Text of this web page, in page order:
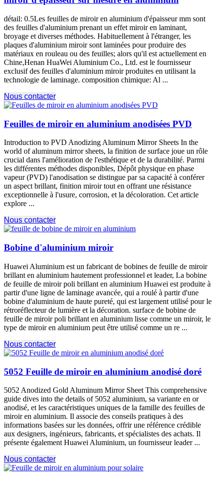
détail: 0.5Les feuilles de miroir en aluminium d'épaisseur mm sont
des feuilles d'aluminium prenant un effet miroir en laminant,
broyage et diverses méthodes. Habituellement à l'étranger, les
plaques d'aluminium miroir sont laminées pour produire des
matériaux en rouleau ou des feuilles; alors qu'il est actuellement en
Chine,Henan HuaWei Aluminium Co., Ltd. est le fournisseur
exclusif des feuilles d'aluminium miroir produites en utilisant la
technologie de laminage. composition chimique: Al ...
Nous contacter
Feuilles de miroir en aluminium anodisées PVD
Introduction to PVD Anodizing Aluminum Mirror Sheets In the
world of aluminum mirror sheets, la finition de surface joue un rôle
crucial dans l'amélioration de l'esthétique et de la durabilité. Parmi
les différentes méthodes disponibles, Dépôt physique en phase
vapeur (PVD) l'anodisation se distingue par sa capacité à conférer
un aspect brillant, finition miroir tout en offrant une résistance
exceptionnelle à l'usure, corrosion, et la décoloration. Cet article
explore ...
Nous contacter
Bobine d'aluminium miroir
Huawei Aluminium est un fabricant de bobines de feuille de miroir
brillant en aluminium hautement professionnel et leader, La bobine
de feuille de miroir poli brillant en aluminium Huawei est produite à
partir d'une ligne de laminage avancée, qui a roulé à partir d'une
bobine d'aluminium de haute pureté, qui est largement utilisé pour le
rétroréflecteur de lumière et la décoration. surface de bobine de
feuille de miroir poli brillant en aluminium lisse comme un miroir, le
type de miroir en aluminium peut être utilisé comme un re ...
Nous contacter
5052 Feuille de miroir en aluminium anodisé doré
5052 Anodized Gold Aluminum Mirror Sheet This comprehensive
guide dives into the details of5052 aluminium, sa variante en or
anodisé, et les caractéristiques uniques de la famille des feuilles de
miroir en aluminium. Il associe des conseils pratiques à des
informations basées sur les données, offrir une référence crédible
aux designers, ingénieurs, fabricants, et spécialistes des achats. Il
présente également Huawei Aluminium, un fournisseur leader ...
Nous contacter